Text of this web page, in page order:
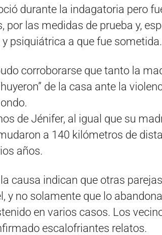
durante la indagatoria pero
por las medidas de prueba y,
psiquiátrica a que fue sometida.
corroborarse que tanto la
de la casa ante la
de Jénifer, al igual que su
a 140 kilómetros de
años.
causa indican que otras
y no solamente que lo
en varios casos. Los
escalofriantes relatos.